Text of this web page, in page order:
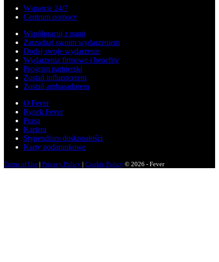
Wsparcie 24/7
Centrum pomocy
Współpracuj z nami
Zarządzaj swoim wydarzeniem
Dodaj swoje wydarzenie
Wydarzenia firmowe i benefity
Program partnerski
Zostań influencerem
Zostań ambasadorem
O Fever
Rynek Fever
Prasa
Kariera
Stypendium doskonałości
Karty podarunkowe
Terms of Use | Privacy Policy | Cookie Policy © 2026 - Fever